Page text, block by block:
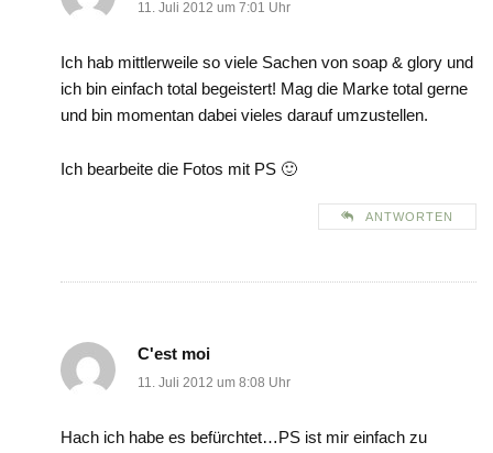
11. Juli 2012 um 7:01 Uhr
Ich hab mittlerweile so viele Sachen von soap & glory und
ich bin einfach total begeistert! Mag die Marke total gerne
und bin momentan dabei vieles darauf umzustellen.
Ich bearbeite die Fotos mit PS 🙂
ANTWORTEN
C'est moi
11. Juli 2012 um 8:08 Uhr
Hach ich habe es befürchtet…PS ist mir einfach zu